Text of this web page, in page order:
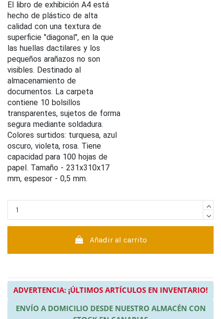
El libro de exhibición A4 está
hecho de plástico de alta
calidad con una textura de
superficie "diagonal", en la que
las huellas dactilares y los
pequeños arañazos no son
visibles. Destinado al
almacenamiento de
documentos. La carpeta
contiene 10 bolsillos
transparentes, sujetos de forma
segura mediante soldadura.
Colores surtidos: turquesa, azul
oscuro, violeta, rosa. Tiene
capacidad para 100 hojas de
papel. Tamaño - 231x310x17
mm, espesor - 0,5 mm.
Añadir al carrito
ADVERTENCIA: ¡ÚLTIMOS ARTÍCULOS EN INVENTARIO!
ENVÍO A DOMICILIO DESDE NUESTRO ALMACÉN CON